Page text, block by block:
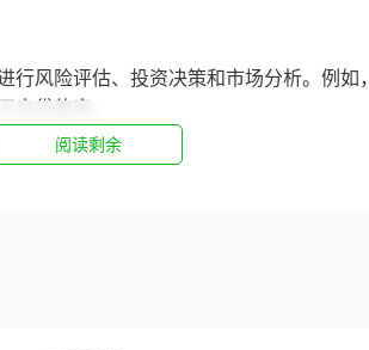
行风险评估、投资决策和市场分析。例如
良贷款率。
荐，提升了用户满意度。
阅读剩余